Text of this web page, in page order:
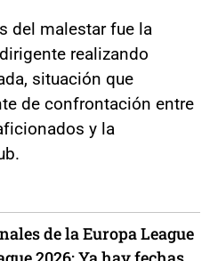
del malestar fue la
realizando
situación que
de confrontación entre
y la
de la Europa League